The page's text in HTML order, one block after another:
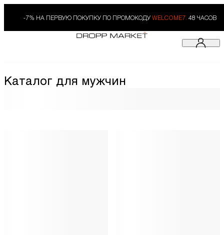
-7% НА ПЕРВУЮ ПОКУПКУ ПО ПРОМОКОДУ WELCOME7. 48 ЧАСОВ
Каталог для мужчин